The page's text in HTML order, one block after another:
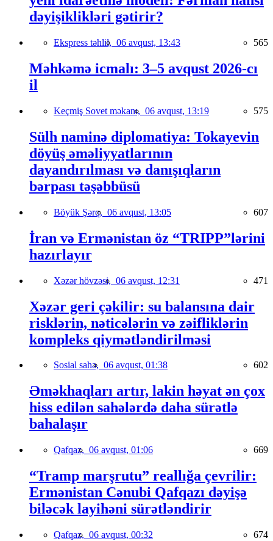
dəyişiklikləri gətirir?
Ekspress təhlil, 06 avqust, 13:43 565
Məhkəmə icmalı: 3–5 avqust 2026-cı
il
Keçmiş Sovet məkanı, 06 avqust, 13:19 575
Sülh naminə diplomatiya: Tokayevin
döyüş əməliyyatlarının
dayandırılması və danışıqların
bərpası təşəbbüsü
Böyük Şərq, 06 avqust, 13:05 607
İran və Ermənistan öz “TRIPP”lərini
hazırlayır
Xəzər hövzəsi, 06 avqust, 12:31 471
Xəzər geri çəkilir: su balansına dair
risklərin, nəticələrin və zəifliklərin
kompleks qiymətləndirilməsi
Sosial sahə, 06 avqust, 01:38 602
Əməkhaqları artır, lakin həyat ən çox
hiss edilən sahələrdə daha sürətlə
bahalaşır
Qafqaz, 06 avqust, 01:06 669
“Tramp marşrutu” reallığa çevrilir:
Ermənistan Cənubi Qafqazı dəyişə
biləcək layihəni sürətləndirir
Qafqaz, 06 avqust, 00:32 674